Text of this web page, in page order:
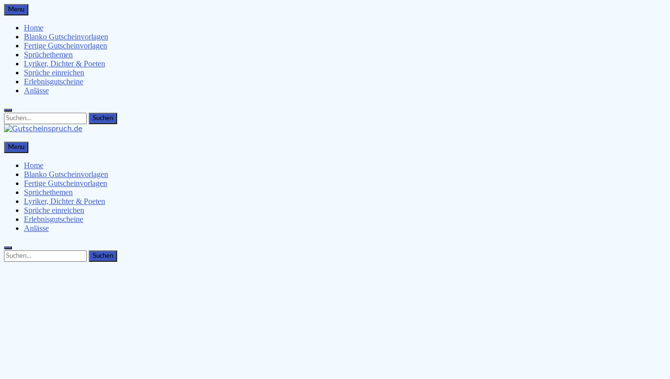
Skip
to
content
Menu
Home
Blanko Gutscheinvorlagen
Fertige Gutscheinvorlagen
Sprüchethemen
Lyriker, Dichter & Poeten
Sprüche einreichen
Erlebnisgutscheine
Anlässe
Search
for:
Search
Gutscheinspruch.de
Gutscheinsprüche & Gutscheinvorlagen finden
Menu
Home
Blanko Gutscheinvorlagen
Fertige Gutscheinvorlagen
Sprüchethemen
Lyriker, Dichter & Poeten
Sprüche einreichen
Erlebnisgutscheine
Anlässe
Search
for:
Search